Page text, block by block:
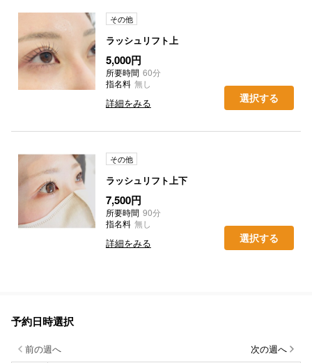
その他
ラッシュリフト上
5,000円
所要時間 60分
指名料 無し
詳細をみる 選択する
その他
ラッシュリフト上下
7,500円
所要時間 90分
指名料 無し
詳細をみる 選択する
予約日時選択
前の週へ 次の週へ